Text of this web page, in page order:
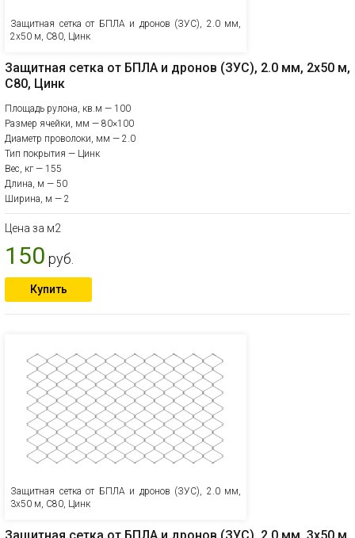
Защитная сетка от БПЛА и дронов (ЗУС), 2.0 мм,
2х50 м, С80, Цинк
Защитная сетка от БПЛА и дронов (ЗУС), 2.0 мм, 2х50 м,
С80, Цинк
Площадь рулона, кв.м — 100
Размер ячейки, мм — 80×100
Диаметр проволоки, мм — 2.0
Тип покрытия — Цинк
Вес, кг — 155
Длина, м — 50
Ширина, м — 2
Цена за м2
150 руб.
Купить
Защитная сетка от БПЛА и дронов (ЗУС), 2.0 мм,
3х50 м, С80, Цинк